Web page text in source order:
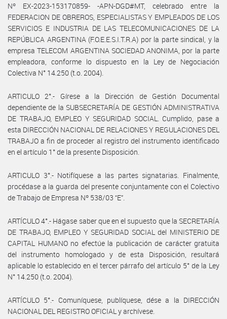
Nº EX-2023-153170859- -APN-DGD#MT, celebrado entre la
FEDERACION DE OBREROS, ESPECIALISTAS Y EMPLEADOS DE LOS
SERVICIOS E INDUSTRIA DE LAS TELECOMUNICACIONES DE LA
REPÚBLICA ARGENTINA (F.O.E.E.S.I.T.R.A) por la parte sindical, y la
empresa TELECOM ARGENTINA SOCIEDAD ANONIMA, por la parte
empleadora, conforme lo dispuesto en la Ley de Negociación
Colectiva N° 14.250 (t.o. 2004).
ARTICULO 2°.- Gírese a la Dirección de Gestión Documental
dependiente de la SUBSECRETARÍA DE GESTIÓN ADMINISTRATIVA
DE TRABAJO, EMPLEO Y SEGURIDAD SOCIAL. Cumplido, pase a
esta DIRECCIÓN NACIONAL DE RELACIONES Y REGULACIONES DEL
TRABAJO a fin de proceder al registro del instrumento identificado
en el artículo 1° de la presente Disposición.
ARTICULO 3°.- Notifíquese a las partes signatarias. Finalmente,
procédase a la guarda del presente conjuntamente con el Colectivo
de Trabajo de Empresa Nº 538/03 “E”.
ARTÍCULO 4°.- Hágase saber que en el supuesto que la SECRETARÍA
DE TRABAJO, EMPLEO Y SEGURIDAD SOCIAL del MINISTERIO DE
CAPITAL HUMANO no efectúe la publicación de carácter gratuita
del instrumento homologado y de esta Disposición, resultará
aplicable lo establecido en el tercer párrafo del artículo 5° de la Ley
N° 14.250 (t.o. 2004).
ARTÍCULO 5°.- Comuníquese, publíquese, dése a la DIRECCIÓN
NACIONAL DEL REGISTRO OFICIAL y archívese.